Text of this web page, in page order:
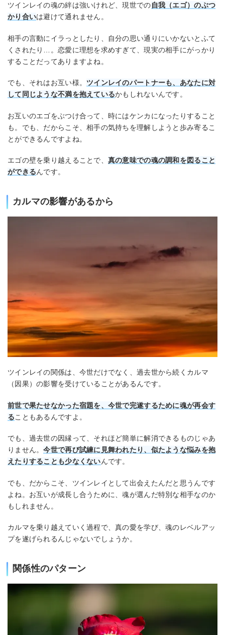
ツインレイの魂の絆は強いけれど、現世での自我（エゴ）のぶつ
かり合いは避けて通れません。
相手の言動にイラっとしたり、自分の思い通りにいかないとふて
くされたり…。恋愛に理想を求めすぎて、現実の相手にがっかり
することだってありますよね。
でも、それはお互い様。 ツインレイのパートナーも、あなたに対
して同じような不満を抱えているかもしれないんです。
お互いのエゴをぶつけ合って、時にはケンカになったりすること
も。でも、だからこそ、相手の気持ちを理解しようと歩み寄るこ
とができるんですよね。
エゴの壁を乗り越えることで、 真の意味での魂の調和を図ること
ができるんです。
カルマの影響があるから
ツインレイの関係は、今世だけでなく、過去世から続くカルマ
（因果）の影響を受けていることがあるんです。
前世で果たせなかった宿題を、今世で完遂するために魂が再会す
ることもあるんですよ。
でも、過去世の因縁って、それほど簡単に解消できるものじゃあ
りません。今世で再び試練に見舞われたり、似たような悩みを抱
えたりすることも少なくないんです。
でも、だからこそ、ツインレイとして出会えたんだと思うんです
よね。お互いが成長し合うために、魂が選んだ特別な相手なのか
もしれません。
カルマを乗り越えていく過程で、真の愛を学び、魂のレベルアッ
プを遂げられるんじゃないでしょうか。
関係性のパターン